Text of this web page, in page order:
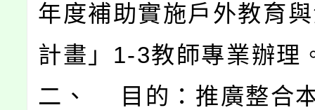
年度補助實施戶外教育
計畫」1-3教師專業辦理
二、 目的：推廣整合